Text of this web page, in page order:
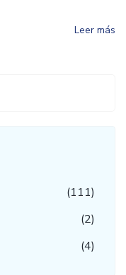
Leer más
(111)
(2)
(4)